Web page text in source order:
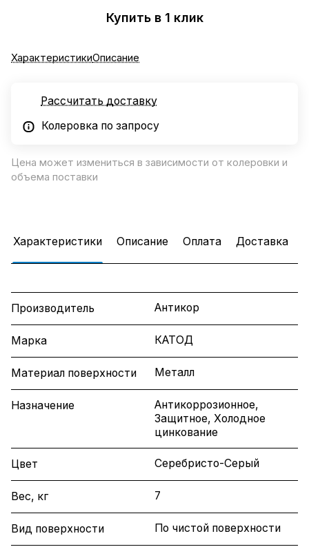
Купить в 1 клик
ХарактеристикиОписание
Рассчитать доставку
Колеровка по запросу
Цена может измениться в зависимости от колеровки и
объема поставки
Характеристики Описание Оплата Доставка
Производитель Антикор
Марка КАТОД
Материал поверхности Металл
Назначение
Антикоррозионное,
Защитное, Холодное
цинкование
Цвет Серебристо-Серый
Вес, кг 7
Вид поверхности По чистой поверхности